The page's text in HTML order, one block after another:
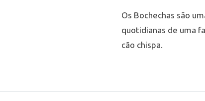
Os Bochechas são
quotidianas de uma
cão chispa.